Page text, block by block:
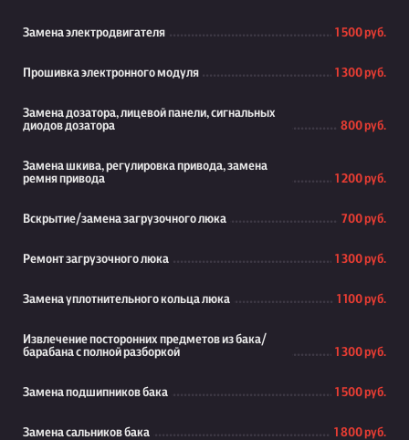
Замена электродвигателя 1 500 руб.
Прошивка электронного модуля 1 300 руб.
Замена дозатора, лицевой панели, сигнальных
диодов дозатора
800 руб.
Замена шкива, регулировка привода, замена
ремня привода
1 200 руб.
Вскрытие/замена загрузочного люка 700 руб.
Ремонт загрузочного люка 1 300 руб.
Замена уплотнительного кольца люка 1 100 руб.
Извлечение посторонних предметов из бака/
барабана с полной разборкой
1 300 руб.
Замена подшипников бака 1 500 руб.
Замена сальников бака 1 800 руб.